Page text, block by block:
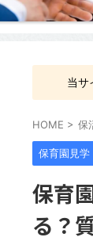
当サ
HOME > 保
保育園見学
保育
る？